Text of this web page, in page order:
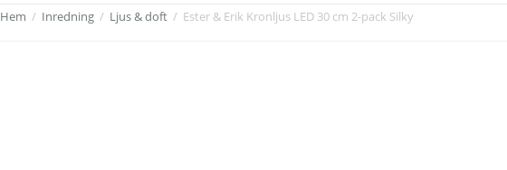
Hem / Inredning / Ljus & doft / Ester & Erik Kronljus LED 30 cm 2-pack Silky